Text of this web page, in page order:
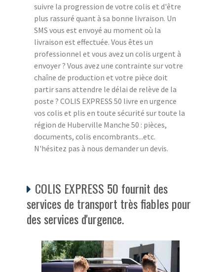
suivre la progression de votre colis et d'être
plus rassuré quant à sa bonne livraison. Un
SMS vous est envoyé au moment où la
livraison est effectuée. Vous êtes un
professionnel et vous avez un colis urgent à
envoyer ? Vous avez une contrainte sur votre
chaîne de production et votre pièce doit
partir sans attendre le délai de relève de la
poste ? COLIS EXPRESS 50 livre en urgence
vos colis et plis en toute sécurité sur toute la
région de Huberville Manche 50 : pièces,
documents, colis encombrants...etc.
N'hésitez pas à nous demander un devis.
COLIS EXPRESS 50 fournit des
services de transport très fiables pour
des services d'urgence.